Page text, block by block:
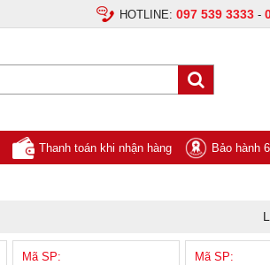
HOTLINE: 097 539 3333 -
Thanh toán khi nhận hàng Bảo hành
Mã SP: Mã SP: